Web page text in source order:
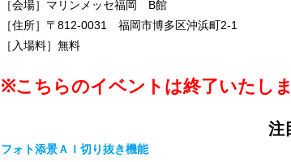
［会場］マリンメッセ福岡 B館
［住所］〒812-0031 福岡市博多区沖浜町2-1
［入場料］無料
※こちらのイベントは終了いたし
注
フォト添景ＡＩ切り抜き機能